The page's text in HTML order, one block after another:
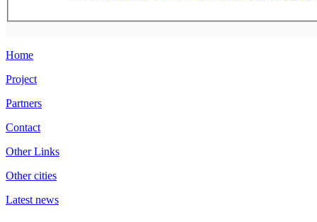
Home
Project
Partners
Contact
Other Links
Other cities
Latest news